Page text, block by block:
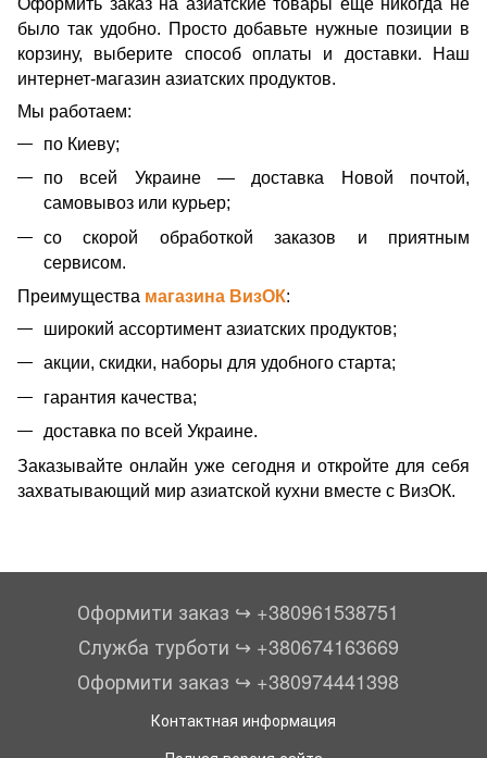
было так удобно. Просто добавьте нужные позиции в
корзину, выберите способ оплаты и доставки. Наш
интернет-магазин азиатских продуктов.
Мы работаем:
по Киеву;
по всей Украине — доставка Новой почтой,
самовывоз или курьер;
со скорой обработкой заказов и приятным
сервисом.
Преимущества магазина ВизОК:
широкий ассортимент азиатских продуктов;
акции, скидки, наборы для удобного старта;
гарантия качества;
доставка по всей Украине.
Заказывайте онлайн уже сегодня и откройте для себя
захватывающий мир азиатской кухни вместе с ВизОК.
Оформити заказ ↪︎ +380961538751
Служба турботи ↪︎ +380674163669
Оформити заказ ↪︎ +380974441398
Контактная информация